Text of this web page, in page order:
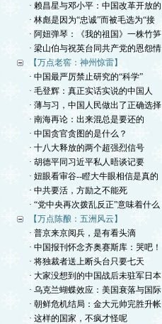
· 赖昌星与邓小平：中国改革开放的
· 林彪是因为“忠诚”而被毛选为“接
· 阿妞弹琴：《我的祖国》一株竹笋
· 梁山伯与祝英台同共产党的恩怨情
【万点老窖：神州惊雷】
· 中国最严厉禁止研究的“科学”
· 毛登辉：真正实话实说的中国人
· 薄与习，中国人民做出了正确选择
· 南海再论：出来混总是要还的
· 中国贪官贪图的是什么？
· 十八大释放的两个超强烈信号
· 胡德平同习近平私人晤谈记要
· 妞眼看审谷--瞪大牛眼相信是真的
· 中共要活，方励之不能死
· “党中央再次拨乱反正”意味着什么
【万点陈酿：五洲风云】
· 普京来京阅兵，是有看头滴
· 中国报刊怀念齐奥赛斯库：哭吧！
· 将独裁者送上断头台只要七天
· 大家没想到的中国战后未驻军日本
· 乌克兰蝴蝶效应：美国衰落与国际
· 朝鲜危机结局：金大元帅完胜升帐
· 这样的国家，不疯才怪呢